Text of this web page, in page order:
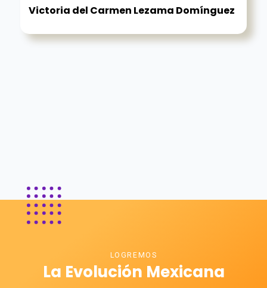
Victoria del Carmen Lezama Domínguez
LOGREMOS
La Evolución Mexicana